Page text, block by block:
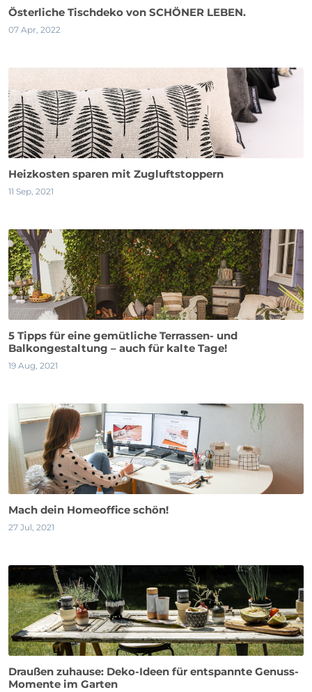
Österliche Tischdeko von SCHÖNER LEBEN.
07 Apr, 2022
Heizkosten sparen mit Zugluftstoppern
11 Sep, 2021
5 Tipps für eine gemütliche Terrassen- und
Balkongestaltung – auch für kalte Tage!
19 Aug, 2021
Mach dein Homeoffice schön!
27 Jul, 2021
Draußen zuhause: Deko-Ideen für entspannte Genuss-
Momente im Garten